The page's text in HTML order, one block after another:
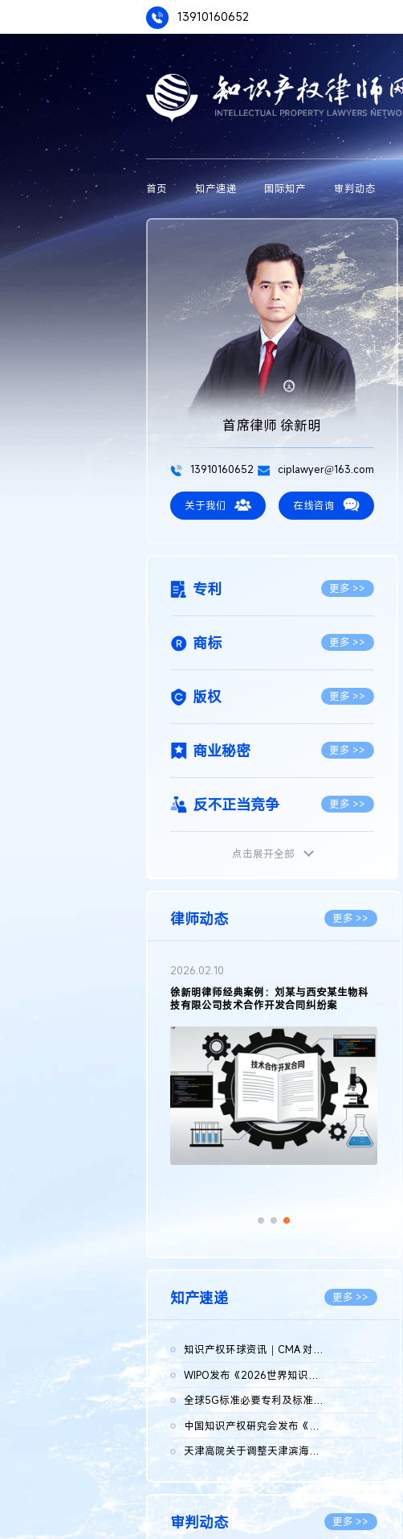
13910160652
首页 知产速递 国际知产 审判动态
首席律师 徐新明
13910160652 ciplawyer@163.com
关于我们 在线咨询
专利 更多 >>
商标 更多 >>
版权 更多 >>
商业秘密 更多 >>
反不正当竞争 更多 >>
植物新品种
地理标志 更多 >>
集成电路布图设计
传统文化 更多 >>
点击展开全部
律师动态 更多 >>
2026.02.10
徐新明律师经典案例：刘某与西安某生物科
技有限公司技术合作开发合同纠纷案
知产速递 更多 >>
知识产权环球资讯｜CMA 对微软发起调查；批量搬运二手平台数据构...
WIPO发布《2026世界知识产权报告》 含报告全文
全球5G标准必要专利及标准提案研究报告（2026年）全文发布
中国知识产权研究会发布《2025年度中国企业海外知识产权纠纷调查...
2026.08.07
天津高院关于调整天津滨海高新技术产业开发区华苑科技园一审普通...
2026.08.07
审判动态 更多 >>